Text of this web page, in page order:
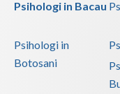
Psihologi in Bacau
Psihologi in
Botosani